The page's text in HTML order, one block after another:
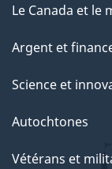
Le Canada et le
Argent et
Science et
Autochtones
Vétérans et